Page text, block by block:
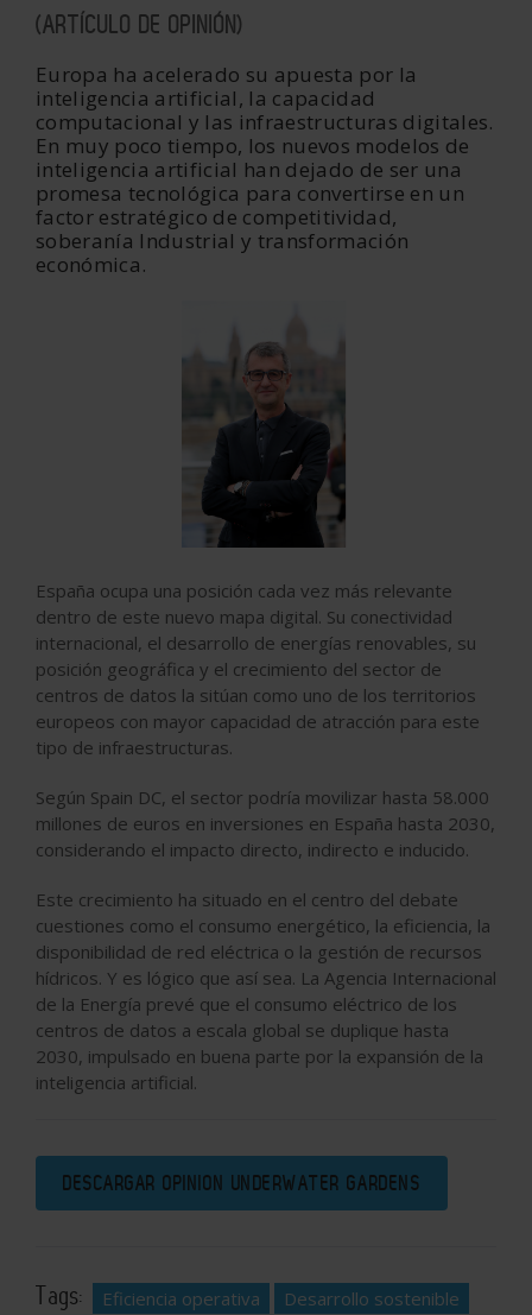
(ARTÍCULO DE OPINIÓN)
Europa ha acelerado su apuesta por la
inteligencia artificial, la capacidad
computacional y las infraestructuras digitales.
En muy poco tiempo, los nuevos modelos de
inteligencia artificial han dejado de ser una
promesa tecnológica para convertirse en un
factor estratégico de competitividad,
soberanía Industrial y transformación
económica.
España ocupa una posición cada vez más relevante
dentro de este nuevo mapa digital. Su conectividad
internacional, el desarrollo de energías renovables, su
posición geográfica y el crecimiento del sector de
centros de datos la sitúan como uno de los territorios
europeos con mayor capacidad de atracción para este
tipo de infraestructuras.
Según Spain DC, el sector podría movilizar hasta 58.000
millones de euros en inversiones en España hasta 2030,
considerando el impacto directo, indirecto e inducido.
Este crecimiento ha situado en el centro del debate
cuestiones como el consumo energético, la eficiencia, la
disponibilidad de red eléctrica o la gestión de recursos
hídricos. Y es lógico que así sea. La Agencia Internacional
de la Energía prevé que el consumo eléctrico de los
centros de datos a escala global se duplique hasta
2030, impulsado en buena parte por la expansión de la
inteligencia artificial.
DESCARGAR OPINION UNDERWATER GARDENS
Tags: Eficiencia operativa
Desarrollo sostenible